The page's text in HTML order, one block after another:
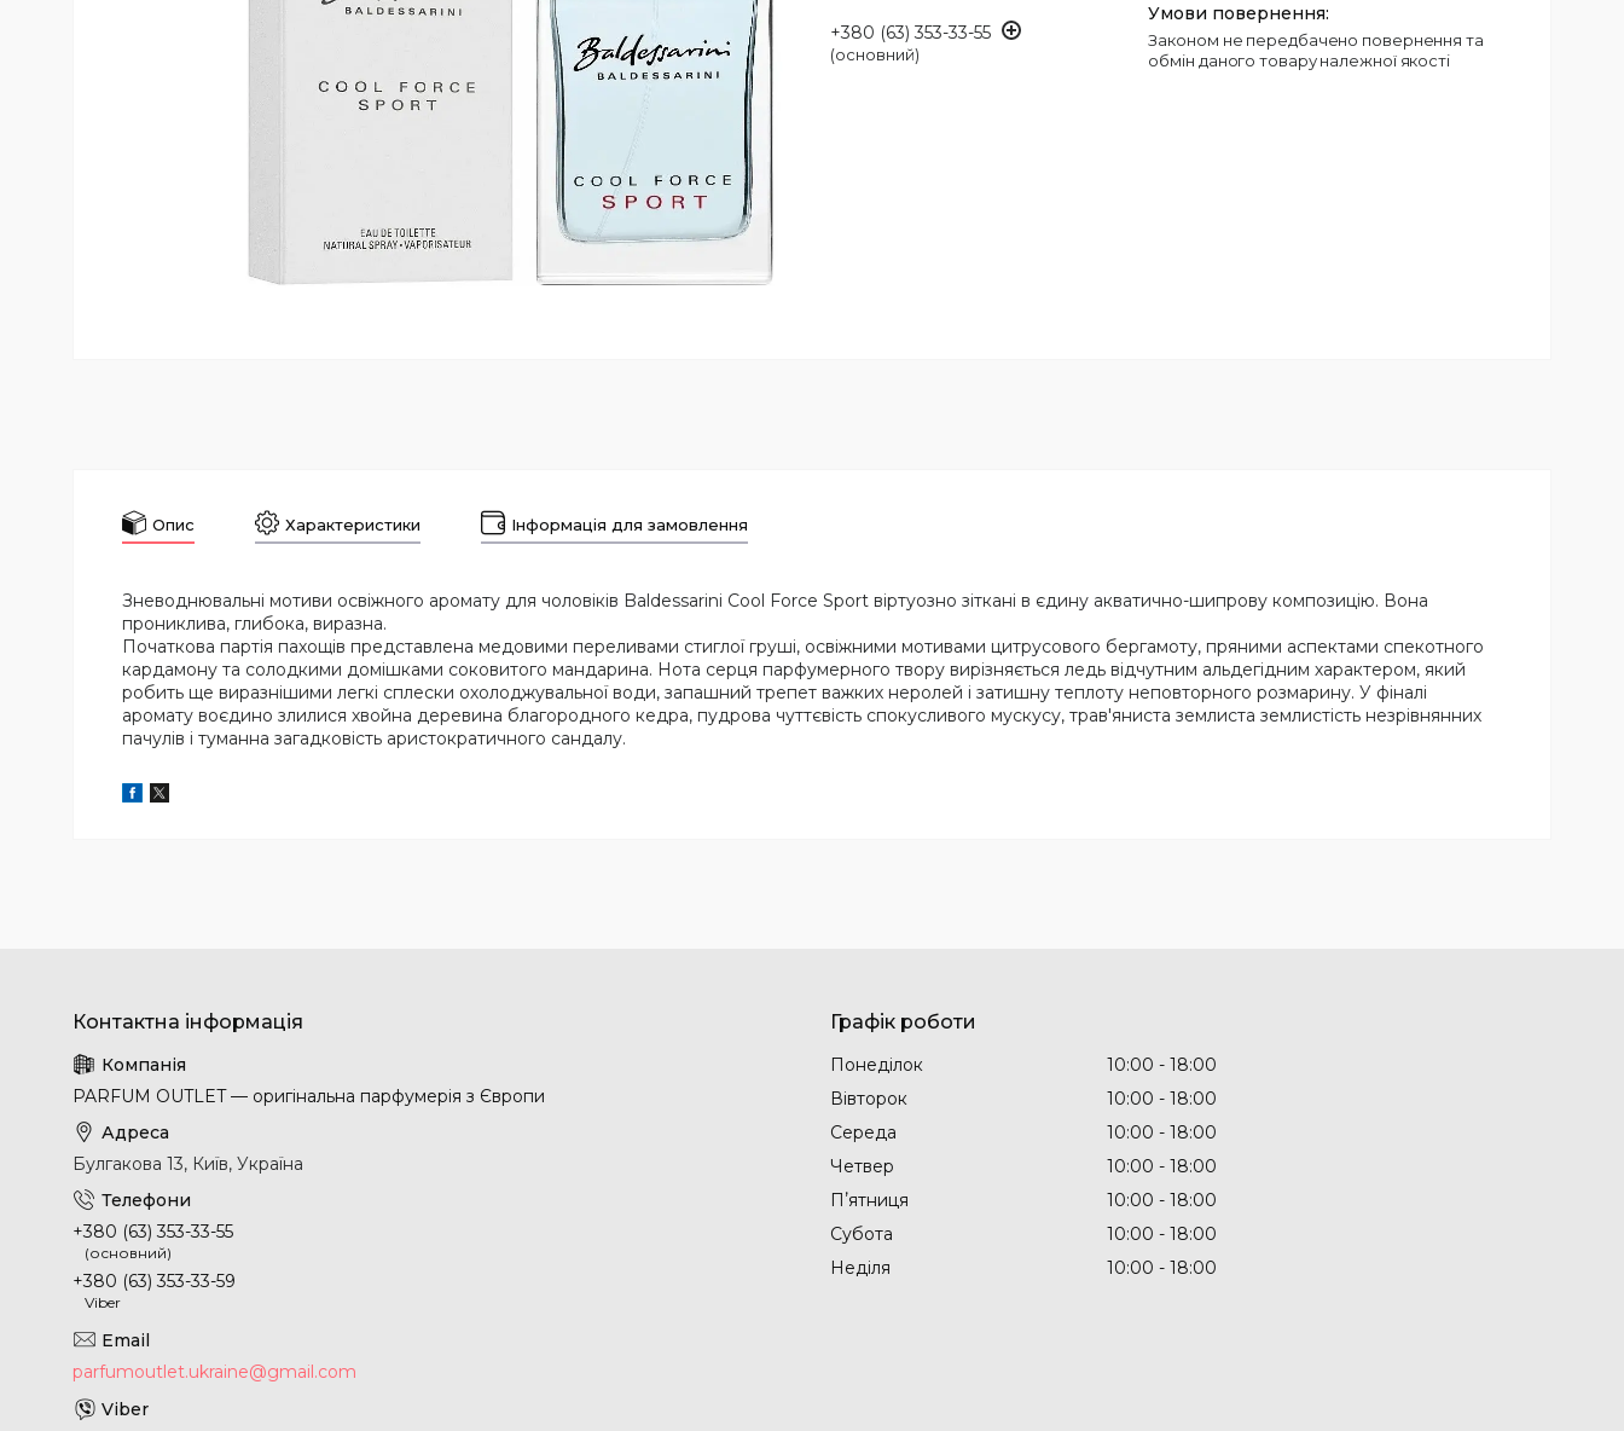
+380 (63) 353-33-55
(основний)
Законом не передбачено повернення та
обмін даного товару належної якості
Опис Характеристики Інформація для замовлення
Зневоднювальні мотиви освіжного аромату для чоловіків Baldessarini Cool Force Sport віртуозно зіткані в єдину акватично-шипрову композицію. Вона
прониклива, глибока, виразна.
Початкова партія пахощів представлена медовими переливами стиглої груші, освіжними мотивами цитрусового бергамоту, пряними аспектами спекотного
кардамону та солодкими домішками соковитого мандарина. Нота серця парфумерного твору вирізняється ледь відчутним альдегідним характером, який
робить ще виразнішими легкі сплески охолоджувальної води, запашний трепет важких неролей і затишну теплоту неповторного розмарину. У фіналі
аромату воєдино злилися хвойна деревина благородного кедра, пудрова чуттєвість спокусливого мускусу, трав'яниста землиста землистість незрівнянних
пачулів і туманна загадковість аристократичного сандалу.
PARFUM OUTLET — оригінальна парфумерія з Європи
Булгакова 13, Київ, Україна
+380 (63) 353-33-55
(основний)
+380 (63) 353-33-59
Viber
parfumoutlet.ukraine@gmail.com
Графік роботи
Понеділок 10:00
18:00
Вівторок
10:00
18:00
Середа
10:00
18:00
Четвер
10:00
18:00
Пʼятниця
10:00
18:00
Субота
10:00
18:00
Неділя
10:00 18:00